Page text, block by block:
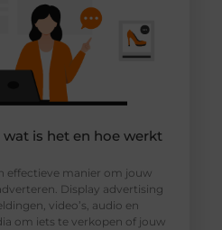
is het en hoe werkt
effectieve manier om jouw
Display advertising
video’s, audio en
om iets te verkopen of jouw